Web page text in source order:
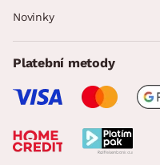
Novinky
Platební metody